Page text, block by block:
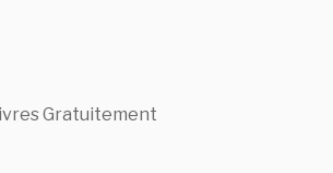
Gratuitement